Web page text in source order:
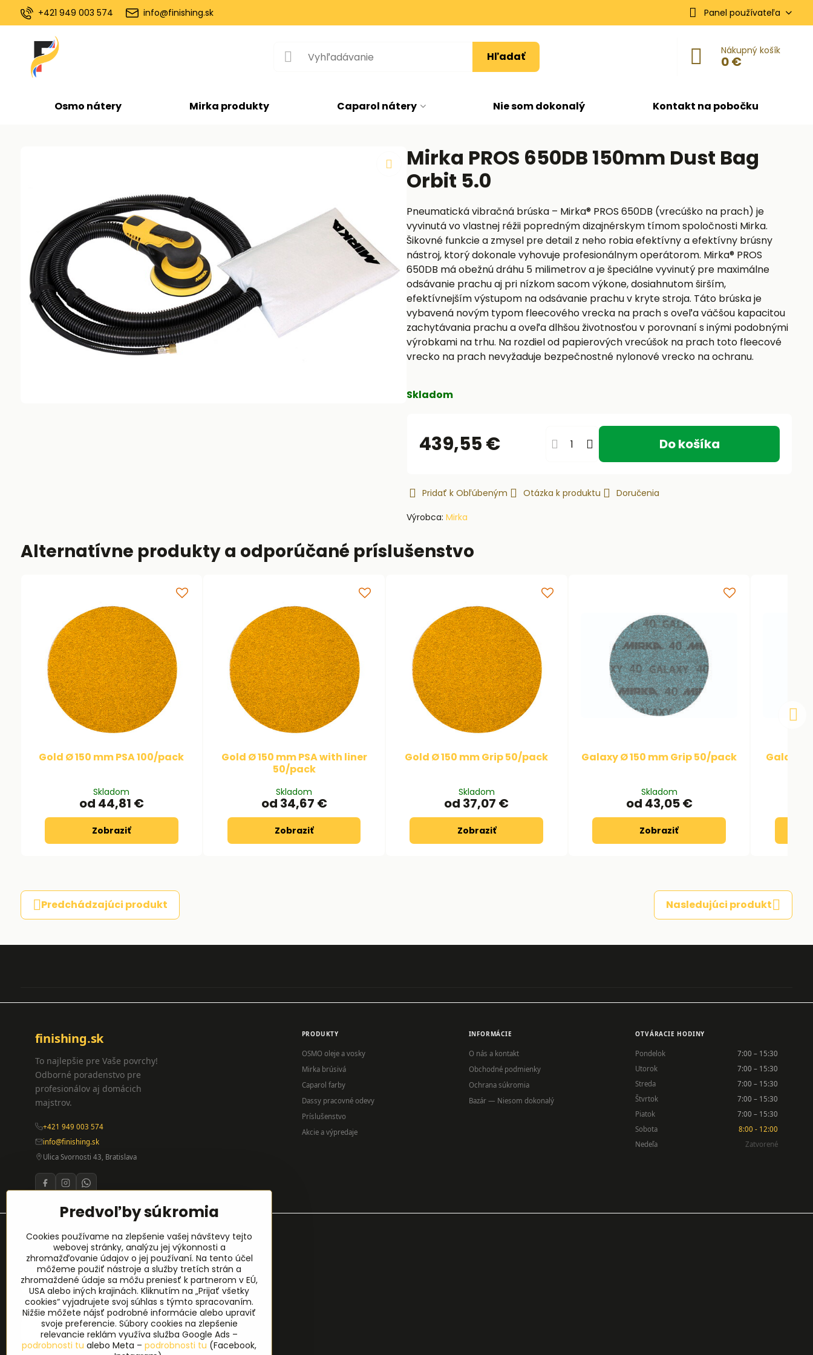
+421 949 003 574 info@finishing.sk Panel používateľa
Hľadať Nákupný košík
0 €
Osmo nátery Mirka produkty Caparol nátery Nie som dokonalý Kontakt na pobočku
Mirka PROS 650DB 150mm Dust Bag
Orbit 5.0
Pneumatická vibračná brúska – Mirka® PROS 650DB (vrecúško na prach) je
vyvinutá vo vlastnej réžii popredným dizajnérskym tímom spoločnosti Mirka.
Šikovné funkcie a zmysel pre detail z neho robia efektívny a efektívny brúsny
nástroj, ktorý dokonale vyhovuje profesionálnym operátorom. Mirka® PROS
650DB má obežnú dráhu 5 milimetrov a je špeciálne vyvinutý pre maximálne
odsávanie prachu aj pri nízkom sacom výkone, dosiahnutom širším,
efektívnejším výstupom na odsávanie prachu v kryte stroja. Táto brúska je
vybavená novým typom fleecového vrecka na prach s oveľa väčšou kapacitou
zachytávania prachu a oveľa dlhšou životnosťou v porovnaní s inými podobnými
výrobkami na trhu. Na rozdiel od papierových vrecúšok na prach toto fleecové
vrecko na prach nevyžaduje bezpečnostné nylonové vrecko na ochranu.
Skladom
439,55 € Do košíka
Pridať k Obľúbeným Otázka k produktu
Doručenia
Výrobca: Mirka
Predchádzajúci produkt Nasledujúci produkt
Alternatívne produkty a odporúčané príslušenstvo
Gold Ø 150 mm PSA 100/pack
Skladom
od 44,81 €
Zobraziť
Gold Ø 150 mm PSA with liner
50/pack
Skladom
od 34,67 €
Zobraziť
Gold Ø 150 mm Grip 50/pack
Skladom
od 37,07 €
Zobraziť
Galaxy Ø 150 mm Grip 50/pack
Skladom
od 43,05 €
Zobraziť
Galaxy
finishing.sk
To najlepšie pre Vaše povrchy!
Odborné poradenstvo pre
profesionálov aj domácich
majstrov.
+421 949 003 574
info@finishing.sk
Ulica Svornosti 43, Bratislava
PRODUKTY
OSMO oleje a vosky
Mirka brúsivá
Caparol farby
Dassy pracovné odevy
Príslušenstvo
Akcie a výpredaje
INFORMÁCIE
O nás a kontakt
Obchodné podmienky
Ochrana súkromia
Bazár — Niesom dokonalý
OTVÁRACIE HODINY
Pondelok
7:00 – 15:30
Utorok
7:00 – 15:30
Streda
7:00 – 15:30
Štvrtok
7:00 – 15:30
Piatok
7:00 – 15:30
Sobota
8:00 - 12:00
Nedeľa
Zatvorené
Prihlásenie na odber noviniek
Meno*
E-mail*
Predvoľby súkromia
Cookies používame na zlepšenie vašej návštevy tejto
webovej stránky, analýzu jej výkonnosti a
zhromažďovanie údajov o jej používaní. Na tento účel
môžeme použiť nástroje a služby tretích strán a
zhromaždené údaje sa môžu preniesť k partnerom v EÚ,
USA alebo iných krajinách. Kliknutím na „Prijať všetky
cookies“ vyjadrujete svoj súhlas s týmto spracovaním.
Nižšie môžete nájsť podrobné informácie alebo upraviť
svoje preferencie. Súbory cookies na zlepšenie
relevancie reklám využíva služba Google Ads –
podrobnosti tu alebo Meta – podrobnosti tu (Facebook,